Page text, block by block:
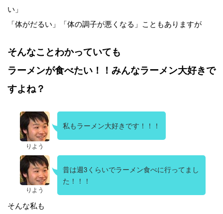
い」
「体がだるい」「体の調子が悪くなる」こともありますが
そんなことわかっていても
ラーメンが食べたい！！みんなラーメン大好きで
すよね？
りよう
私もラーメン大好きです！！！
りよう
昔は週3くらいでラーメン食べに行ってまし
た！！！
そんな私も